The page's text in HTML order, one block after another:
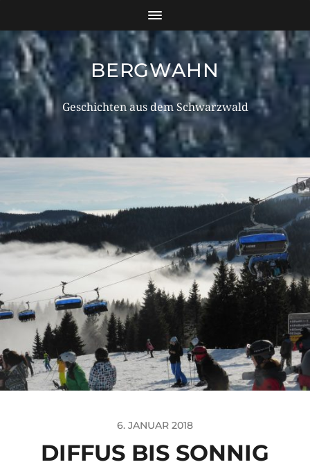
BERGWAHN
Geschichten aus dem Schwarzwald
6. JANUAR 2018
DIFFUS BIS SONNIG